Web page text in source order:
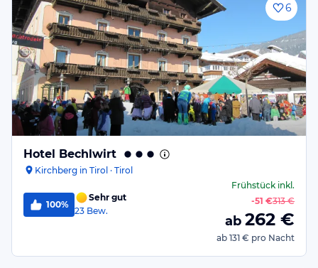
6
Hotel Bechlwirt
Kirchberg in Tirol · Tirol
100%
Sehr gut
23 Bew.
Frühstückinkl.
-51 €313 €
ab 262 €
ab 131 € pro Nacht